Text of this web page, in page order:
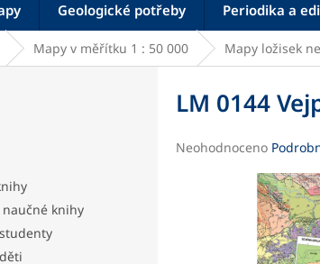
Geologické potřeby Periodika a
Mapy v měřítku 1 : 50 000 Mapy ložisek
knihy
LM 0144
Průměrné
Neohodnoceno